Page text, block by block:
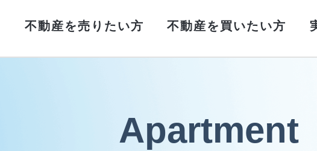
不動産を売りたい方 不動産を買いたい方
Apartment